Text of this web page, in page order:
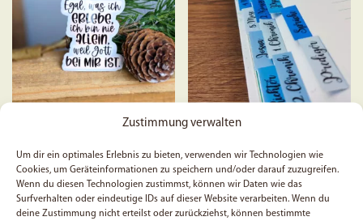
Zustimmung verwalten
Um dir ein optimales Erlebnis zu bieten, verwenden wir Technologien wie
Cookies, um Geräteinformationen zu speichern und/oder darauf zuzugreifen.
Wenn du diesen Technologien zustimmst, können wir Daten wie das
Surfverhalten oder eindeutige IDs auf dieser Website verarbeiten. Wenn du
deine Zustimmung nicht erteilst oder zurückziehst, können bestimmte
auf.
Die
Optionen
können
auf
Produktseite
gewählt
werden
bin nie allein, weil Gott bei
mir ist | Sticker | Christlich |
Affirmation | Glaube |
Bibel | Geschenk | Gott
Griffregister für die Bibel |
Bibel-Griffregister |
Selbstklebend | Lettering |
Blau